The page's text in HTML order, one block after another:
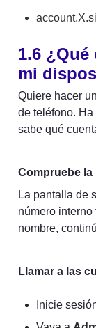
1.6 ¿Qué
mi
Quiere hacer
de teléfono.
sabe qué
Compruebe
La pantalla de
número
nombre,
Llamar a las
Inicie